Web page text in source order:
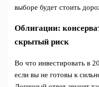
выборе будет стоить
Облигации:
скрытый риск
Во что инвестировать в
если вы не готовы к